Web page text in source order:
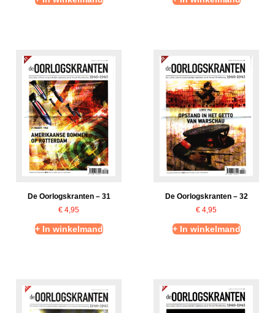
De Oorlogskranten – 31
€ 4,95
+ In winkelmand
De Oorlogskranten – 32
€ 4,95
+ In winkelmand